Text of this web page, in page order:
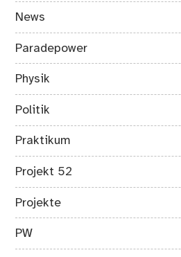
News
Paradepower
Physik
Politik
Praktikum
Projekt 52
Projekte
PW